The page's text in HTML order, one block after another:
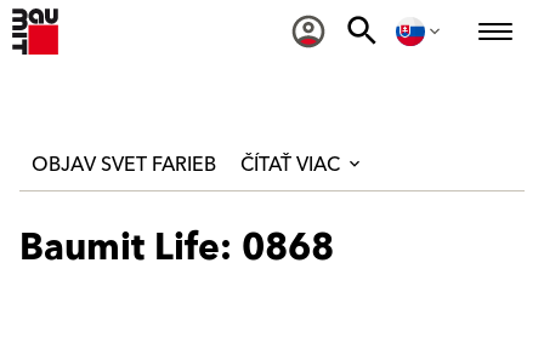
OBJAV SVET FARIEB ČÍTAŤ VIAC
Baumit Life: 0868